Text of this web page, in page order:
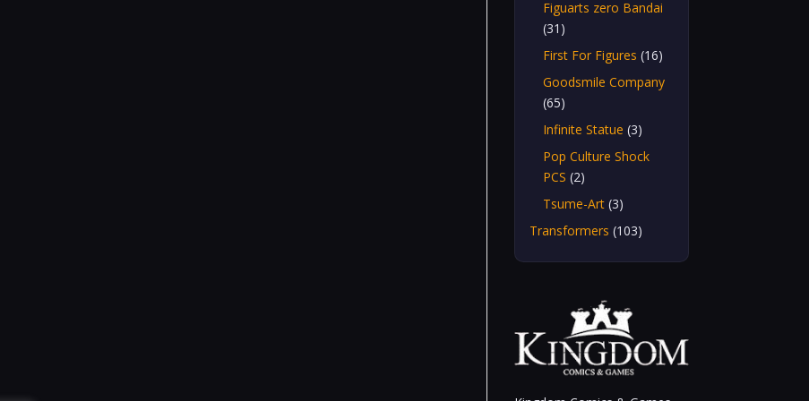
Figuarts zero Bandai
(31)
First For Figures (16)
Goodsmile Company
(65)
Infinite Statue (3)
Pop Culture Shock
PCS (2)
Tsume-Art (3)
Transformers (103)